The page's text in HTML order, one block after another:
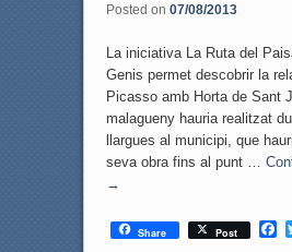
Posted on 07/08/2013
La iniciativa La Ruta del
Genis permet descobrir la
Picasso amb Horta de Sant
malagueny hauria realitzat
llargues al municipi, que
seva obra fins al punt …
→
Share Post
F